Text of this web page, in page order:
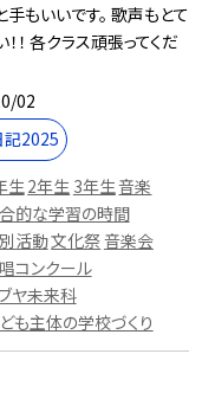
手もいいです。 歌声もとて
！！ 各クラス頑張ってくだ
02
記2025
生2年生 3年生音楽
的な学習の時間
活動文化祭音楽会
コンクール
ヤ未来科
も主体の学校づくり